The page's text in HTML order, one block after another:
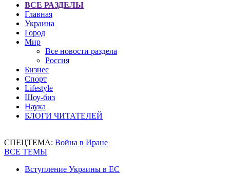
ВСЕ РАЗДЕЛЫ
Главная
Украина
Город
Мир
Все новости раздела
Россия
Бизнес
Спорт
Lifestyle
Шоу-биз
Наука
БЛОГИ ЧИТАТЕЛЕЙ
СПЕЦТЕМА: Война в Иране
ВСЕ ТЕМЫ
Вступление Украины в ЕС